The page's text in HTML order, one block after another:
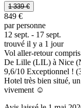
1 339 €
849 €
par personne
12 sept. - 17 sept.
trouvé il y a 1 jour
Vol aller-retour compris
De Lille (LIL) à Nice
9,6/10 Exceptionnel !
Hotel très bien situé,
vivement ☺️